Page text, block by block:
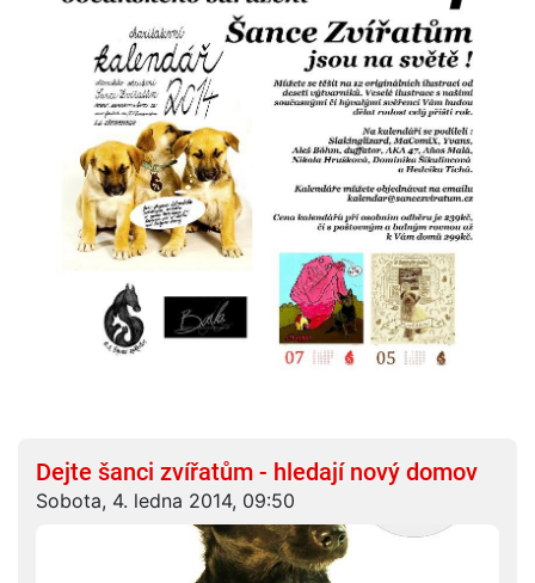
Dejte šanci zvířatům - hledají nový domov
Sobota, 4. ledna 2014, 09:50